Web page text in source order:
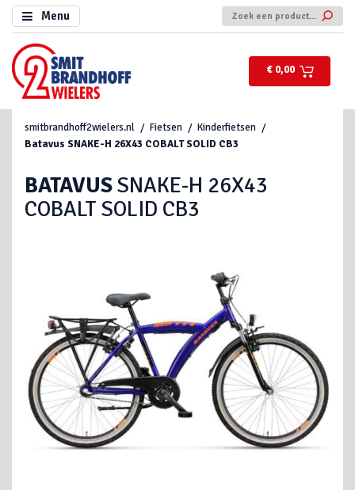
Menu
€ 0,00
smitbrandhoff2wielers.nl Fietsen
Kinderfietsen
Batavus SNAKE-H 26X43 COBALT SOLID CB3
BATAVUSSNAKE-H 26X43
COBALT SOLID CB3